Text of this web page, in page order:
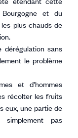
et du
plus chauds de
dérégulation sans
le problème
et d’hommes
récolter les fruits
eux, une partie de
pas